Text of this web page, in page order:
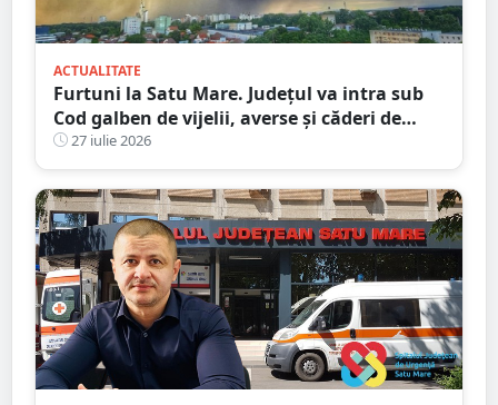
ACTUALITATE
Furtuni la Satu Mare. Județul va intra sub
Cod galben de vijelii, averse și căderi de
grindină
27 iulie 2026